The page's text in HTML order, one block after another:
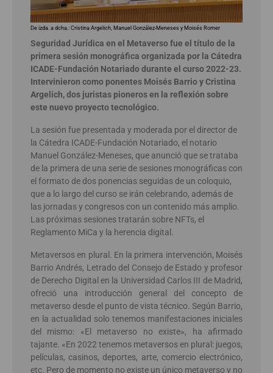
De izda. a dcha.: Cristina Argelich, Manuel González-Meneses y Moisés Romer
Seguridad Jurídica en el Metaverso fue el título de la
primera sesión monográfica organizada por la Cátedra
ICADE-Fundación Notariado durante el curso 2022-23.
Intervinieron como ponentes Moisés Barrio y Cristina
Argelich, dos juristas pioneros en la reflexión sobre
este nuevo proyecto tecnológico.
La sesión fue presentada y moderada por el director de
la Cátedra ICADE-Fundación Notariado, el notario
Manuel González-Meneses, que anunció que se trataba
de la primera de una serie de sesiones monográficas con
el formato de dos ponencias seguidas de un coloquio,
que a lo largo del curso se irán celebrando, además de
las jornadas y congresos con un contenido más amplio.
Las próximas sesiones tratarán sobre NFTs, el
Reglamento MiCa y la herencia digital.
Metaversos en plural. En la primera intervención, Moisés
Barrio Andrés, Letrado del Consejo de Estado y profesor
de Derecho Digital en la Universidad Carlos III de Madrid,
ofreció una introducción general del concepto de
metaverso desde el punto de vista técnico. Según Barrio,
en la actualidad solo tenemos manifestaciones iniciales
del mismo: «El metaverso no existe», ha afirmado
tajante. «En 2022 tenemos metaversos en plural: juegos,
películas, casinos, deportes, arte, comercio electrónico,
etc. Pero de momento no existe un único metaverso y no